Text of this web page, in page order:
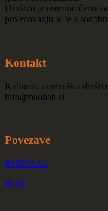
Društvo je osredotočeno
povezovanju le-te s
Kontakt
Kulturno umetniško
info@baobab.si
Povezave
INSPIRAL
ISAK